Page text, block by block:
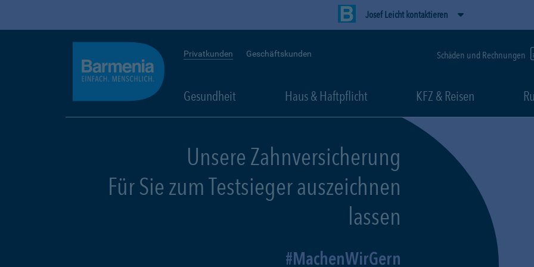
Josef Leicht kontaktieren
Privatkunden Geschäftskunden Schäden und Rechnungen
Gesundheit Haus & Haftpflicht KFZ & Reisen
Unsere Zahnversicherung
Für Sie zum Testsieger auszeichnen
lassen
MachenWirGern